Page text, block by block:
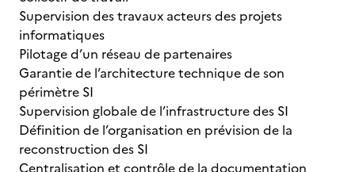
Supervision des travaux acteurs des projets
informatiques
Pilotage d’un réseau de partenaires
Garantie de l’architecture technique de son
périmètre SI
Supervision globale de l’infrastructure des SI
Définition de l’organisation en prévision de la
reconstruction des SI
Centralisation et contrôle de la documentation